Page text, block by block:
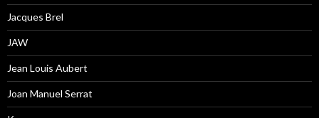
Jacques Brel
JAW
Jean Louis Aubert
Joan Manuel Serrat